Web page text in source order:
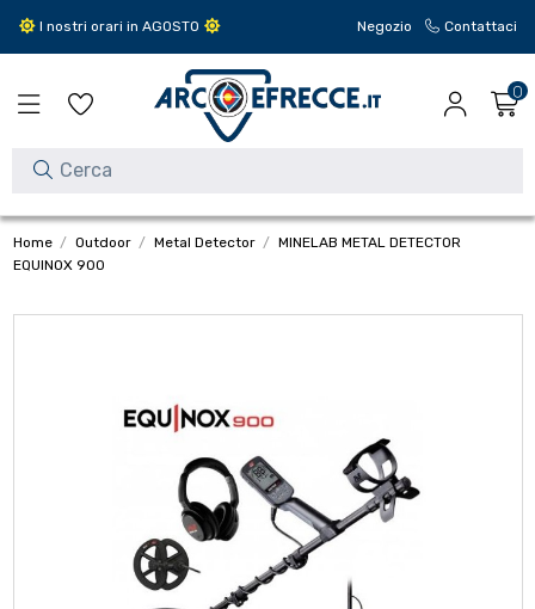
I nostri orari in AGOSTO Negozio Contattaci
0
Home Outdoor Metal Detector
MINELAB METAL DETECTOR
EQUINOX 900